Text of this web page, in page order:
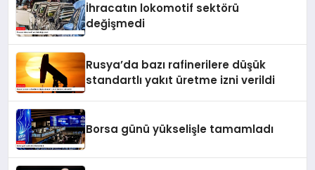
İhracatın lokomotif sektörü
değişmedi
Rusya’da bazı rafinerilere düşük
standartlı yakıt üretme izni verildi
Borsa günü yükselişle tamamladı